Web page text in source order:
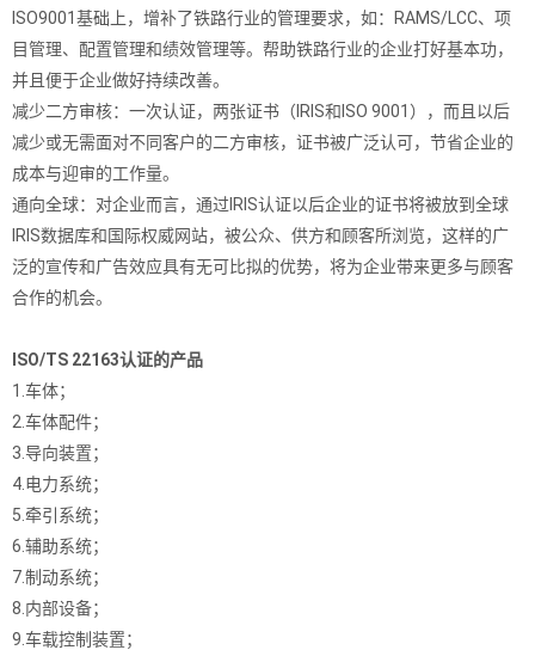
ISO9001基础上，增补了铁路行业的管理要求，如：RAMS/LCC、项
目管理、配置管理和绩效管理等。帮助铁路行业的企业打好基本功，
并且便于企业做好持续改善。
减少二方审核：一次认证，两张证书（IRIS和ISO 9001），而且以后
减少或无需面对不同客户的二方审核，证书被广泛认可，节省企业的
成本与迎审的工作量。
通向全球：对企业而言，通过IRIS认证以后企业的证书将被放到全球
IRIS数据库和国际权威网站，被公众、供方和顾客所浏览，这样的广
泛的宣传和广告效应具有无可比拟的优势，将为企业带来更多与顾客
合作的机会。
ISO/TS 22163认证的产品
1.车体；
2.车体配件；
3.导向装置；
4.电力系统；
5.牵引系统；
6.辅助系统；
7.制动系统；
8.内部设备；
9.车载控制装置；